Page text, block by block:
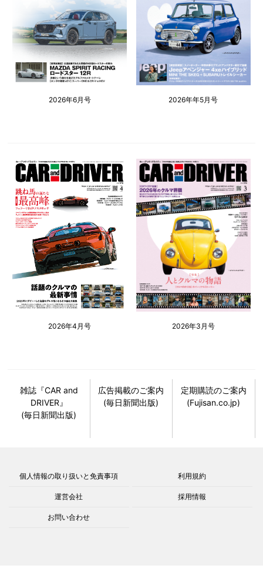
2026年6月号 2026年年5月号
2026年4月号 2026年3月号
雑誌『CAR and
DRIVER』
(毎日新聞出版)
広告掲載のご案内
(毎日新聞出版)
定期購読のご案内
(Fujisan.co.jp)
個人情報の取り扱いと免責事項 利用規約
運営会社 採用情報
お問い合わせ